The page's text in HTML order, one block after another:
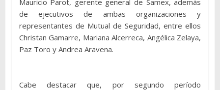
de ejecutivos de ambas organizaciones y
representantes de Mutual de Seguridad, entre ellos
Christan Gamarre, Mariana Alcerreca, Angélica Zelaya,
Paz Toro y Andrea Aravena.
Cabe destacar que, por segundo período